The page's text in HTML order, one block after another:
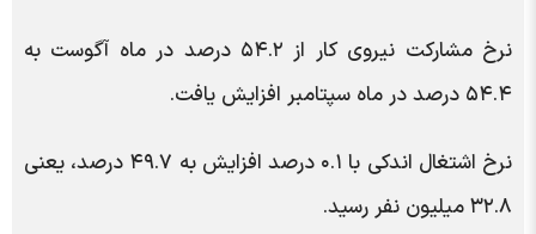
نرخ مشارکت نیروی کار از ۵۴.۲ درصد در ماه آگوست به
۵۴.۴ درصد در ماه سپتامبر افزایش یافت.
نرخ اشتغال اندکی با ۰.۱ درصد افزایش به ۴۹.۷ درصد، یعنی
۳۲.۸ میلیون نفر رسید.